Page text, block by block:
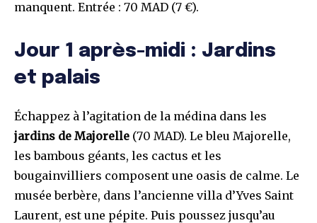
manquent. Entrée : 70 MAD (7 €).
Jour 1 après-midi : Jardins
et palais
Échappez à l’agitation de la médina dans les
jardins de Majorelle (70 MAD). Le bleu Majorelle,
les bambous géants, les cactus et les
bougainvilliers composent une oasis de calme. Le
musée berbère, dans l’ancienne villa d’Yves Saint
Laurent, est une pépite. Puis poussez jusqu’au